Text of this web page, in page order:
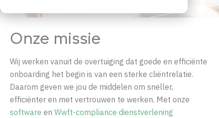
Onze missie
Wij werken vanuit de overtuiging dat goede en efficiënte
onboarding het begin is van een sterke cliëntrelatie.
Daarom geven we jou de middelen om sneller,
efficiënter en met vertrouwen te werken. Met onze
software en Wwft-compliance dienstverlening